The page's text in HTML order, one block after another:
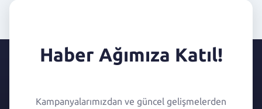
Haber Ağımıza Katıl!
Kampanyalarımızdan ve güncel gelişmelerden